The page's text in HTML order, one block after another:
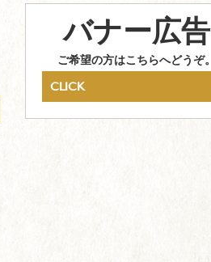
バナー広告
ご希望の方はこちらへどうぞ。
CLICK